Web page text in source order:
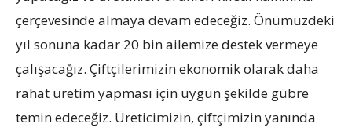
çerçevesinde almaya devam edeceğiz. Önümüzdeki
yıl sonuna kadar 20 bin ailemize destek vermeye
çalışacağız. Çiftçilerimizin ekonomik olarak daha
rahat üretim yapması için uygun şekilde gübre
temin edeceğiz. Üreticimizin, çiftçimizin yanında